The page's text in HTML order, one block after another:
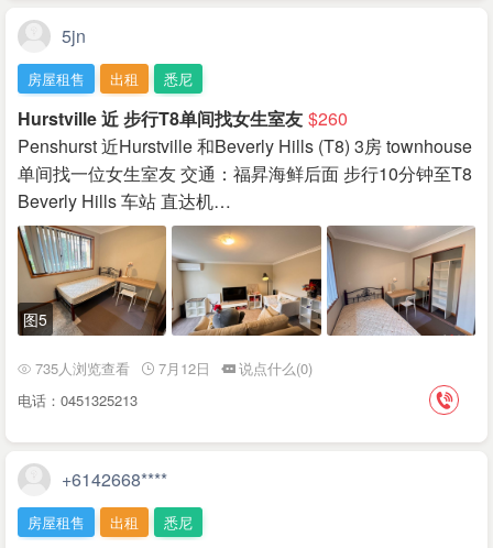
5jn
房屋租售 出租 悉尼
Hurstville 近 步行T8单间找女生室友 $260
Penshurst 近Hurstville 和Beverly Hills (T8) 3房 townhouse
单间找一位女生室友 交通：福昇海鲜后面 步行10分钟至T8
Beverly Hills 车站 直达机…
图5
735人浏览查看 7月12日
说点什么(0)
电话：0451325213
+6142668****
房屋租售 出租 悉尼